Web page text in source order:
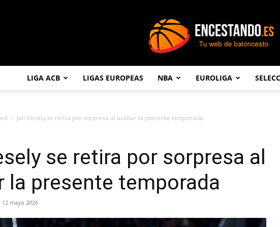
LIGA ACB LIGAS EUROPEAS NBA EUROLIGA
Jan Vesely se retira por sorpresa al acabar la presente temporada
se retira por sorpresa al
la presente temporada
12 mayo 2026